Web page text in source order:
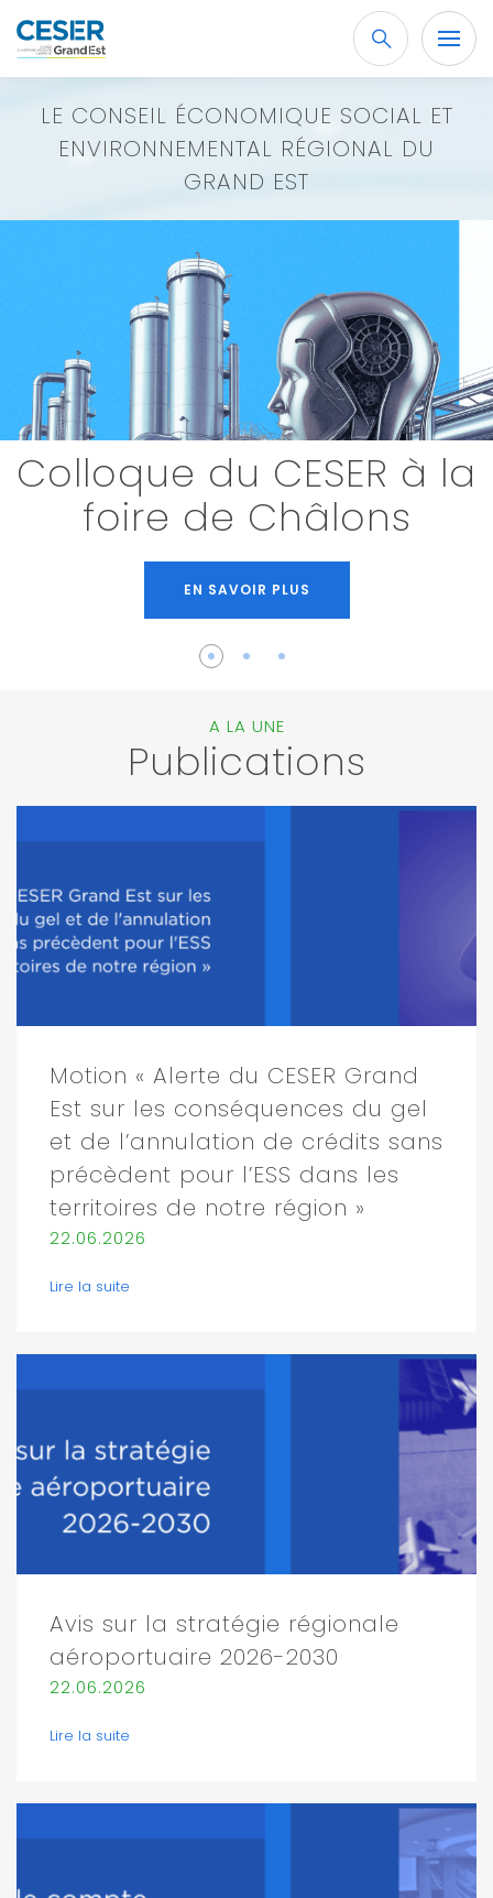
Recherche
OK
LE CONSEIL ÉCONOMIQUE SOCIAL ET
ENVIRONNEMENTAL RÉGIONAL DU
GRAND EST
Colloque du CESER à la
foire de Châlons
EN SAVOIR PLUS
A LA UNE
Publications
Motion « Alerte du CESER Grand
Est sur les conséquences du gel
et de l’annulation de crédits sans
précèdent pour l’ESS dans les
territoires de notre région »
22.06.2026
Lire la suite
Avis sur la stratégie régionale
aéroportuaire 2026-2030
22.06.2026
Lire la suite